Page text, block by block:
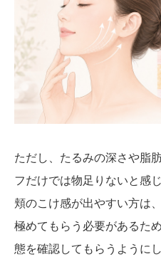
ただし、たるみの深さや脂
フだけでは物足りないと感
頬のこけ感が出やすい方は
極めてもらう必要があるた
態を確認してもらうように